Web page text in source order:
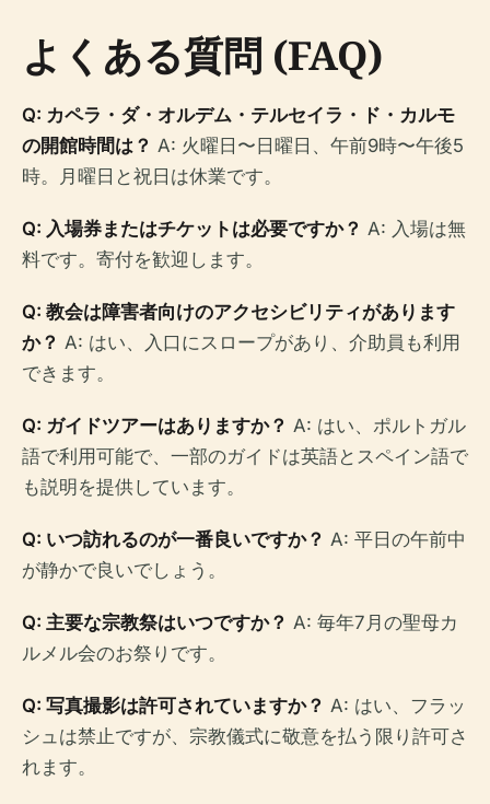
よくある質問 (FAQ)
Q: カペラ・ダ・オルデム・テルセイラ・ド・カルモ
の開館時間は？ A: 火曜日〜日曜日、午前9時〜午後5
時。月曜日と祝日は休業です。
Q: 入場券またはチケットは必要ですか？ A: 入場は無
料です。寄付を歓迎します。
Q: 教会は障害者向けのアクセシビリティがあります
か？ A: はい、入口にスロープがあり、介助員も利用
できます。
Q: ガイドツアーはありますか？ A: はい、ポルトガル
語で利用可能で、一部のガイドは英語とスペイン語で
も説明を提供しています。
Q: いつ訪れるのが一番良いですか？ A: 平日の午前中
が静かで良いでしょう。
Q: 主要な宗教祭はいつですか？ A: 毎年7月の聖母カ
ルメル会のお祭りです。
Q: 写真撮影は許可されていますか？ A: はい、フラッ
シュは禁止ですが、宗教儀式に敬意を払う限り許可さ
れます。